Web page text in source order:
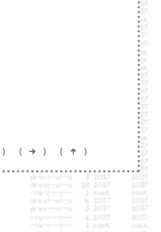
) ( ) ( )